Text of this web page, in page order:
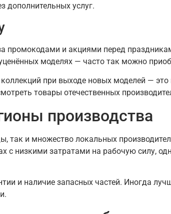
дополнительных услуг.
промокодами и акциями перед
моделях — часто так можно
при выходе новых моделей — это
товары отечественных
производства
так и множество локальных
с низкими затратами на рабочую силу,
и наличие запасных частей. Иногда